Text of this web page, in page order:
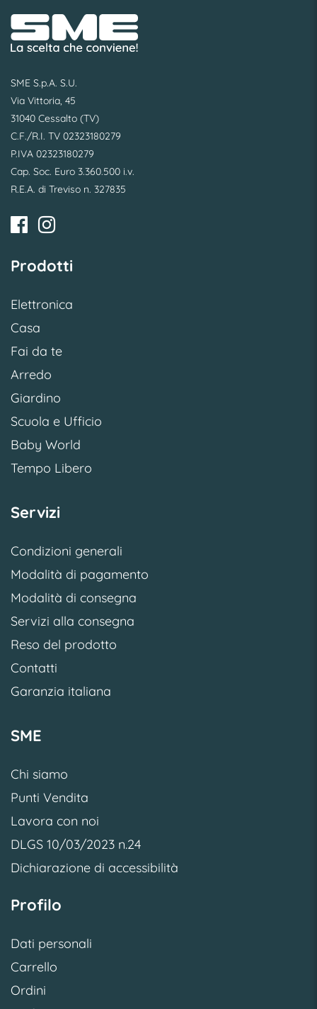
SME S.p.A. S.U.
Via Vittoria, 45
31040 Cessalto (TV)
C.F./R.I. TV 02323180279
P.IVA 02323180279
Cap. Soc. Euro 3.360.500 i.v.
R.E.A. di Treviso n. 327835
Prodotti
Elettronica
Casa
Fai da te
Arredo
Giardino
Scuola e Ufficio
Baby World
Tempo Libero
Servizi
Condizioni generali
Modalità di pagamento
Modalità di consegna
Servizi alla consegna
Reso del prodotto
Contatti
Garanzia italiana
SME
Chi siamo
Punti Vendita
Lavora con noi
DLGS 10/03/2023 n.24
Dichiarazione di accessibilità
Profilo
Dati personali
Carrello
Ordini